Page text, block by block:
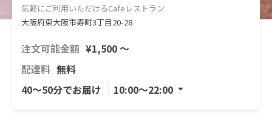
気軽にご利用いただけるCafeレストラン
大阪府東大阪市寿町3丁目20-28
注文可能金額 ¥1,500 〜
配達料 無料
40〜50分でお届け
10:00〜22:00